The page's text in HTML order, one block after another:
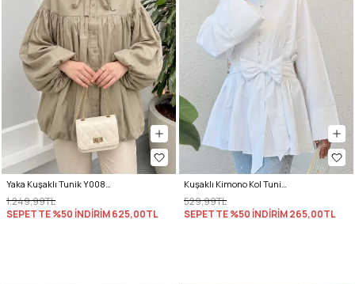
Yaka Kuşaklı Tunik Y0088 - HAKİ
1.249,99TL
SEPETTE %50 İNDİRİM625,00TL
Kuşaklı Kimono Kol Tunik 2343 - BEYAZ
529,99TL
SEPETTE %50 İNDİRİM265,00TL